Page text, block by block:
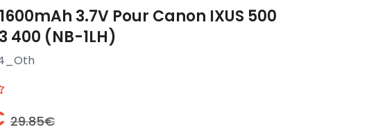
3.7V Pour Canon IXUS 500
400 (NB-1LH)
29.85€